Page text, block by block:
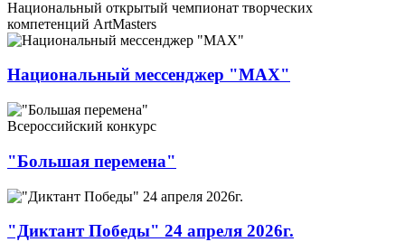
Национальный открытый чемпионат творческих
компетенций ArtMasters
Национальный мессенджер "МАХ"
Всероссийский конкурс
"Большая перемена"
"Диктант Победы" 24 апреля 2026г.